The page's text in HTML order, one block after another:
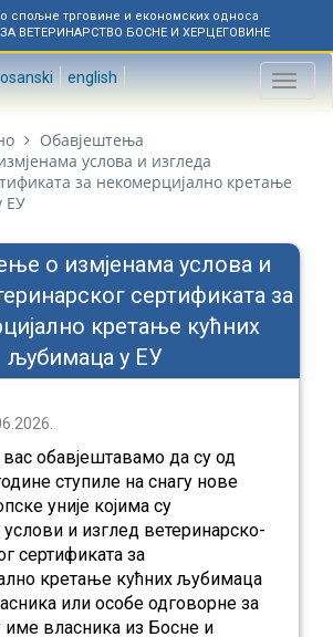
спољне трговине и економских односа
ВЕТЕРИНАРСТВО БОСНЕ И ХЕРЦЕГОВИНЕ
english
Toggle
Обавјештења
услова и изгледа
за некомерцијално кретање
ЕУ
о измјенама услова и
сертификата за
кретање кућних
љубимаца у ЕУ
обавјештавамо да су од
ступиле на снагу нове
уније којима су
и изглед ветеринарско-
сертификата за
кретање кућних љубимаца
или особе одговорне за
власника из Босне и